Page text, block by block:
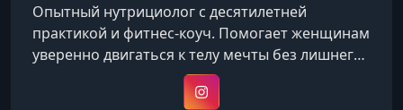
Опытный нутрициолог с десятилетней
практикой и фитнес-коуч. Помогает женщинам
уверенно двигаться к телу мечты без лишнего
стресса и жёстких ограничений. Зоя не просто
диетолог — она партнёр на пути к здоровью и
Instagram